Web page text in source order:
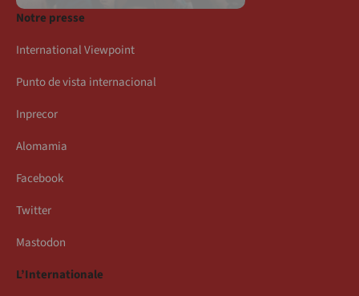
Notre presse
International Viewpoint
Punto de vista internacional
Inprecor
Alomamia
Facebook
Twitter
Mastodon
L’Internationale